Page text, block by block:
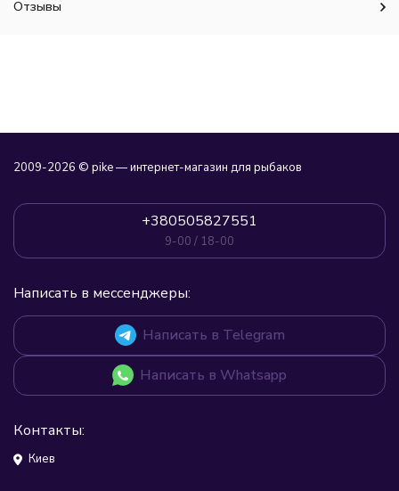
Отзывы
2009-2026 © pike — интернет-магазин для рыбаков
+380505827551
9-00 / 18-00
Написать в мессенджеры:
Написать в Telegram
Написать в Whatsapp
Контакты:
Киев